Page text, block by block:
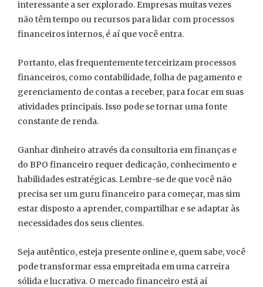
interessante a ser explorado. Empresas muitas vezes
não têm tempo ou recursos para lidar com processos
financeiros internos, é aí que você entra.
Portanto, elas frequentemente terceirizam processos
financeiros, como contabilidade, folha de pagamento e
gerenciamento de contas a receber, para focar em suas
atividades principais. Isso pode se tornar uma fonte
constante de renda.
Ganhar dinheiro através da consultoria em finanças e
do BPO financeiro requer dedicação, conhecimento e
habilidades estratégicas. Lembre-se de que você não
precisa ser um guru financeiro para começar, mas sim
estar disposto a aprender, compartilhar e se adaptar às
necessidades dos seus clientes.
Seja autêntico, esteja presente online e, quem sabe, você
pode transformar essa empreitada em uma carreira
sólida e lucrativa. O mercado financeiro está aí